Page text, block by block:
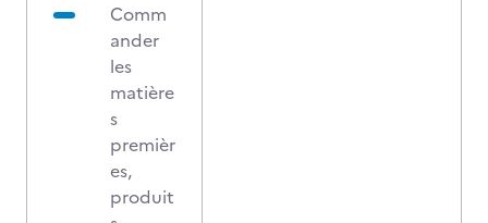
Comm
ander
les
matière
s
premièr
es,
produit